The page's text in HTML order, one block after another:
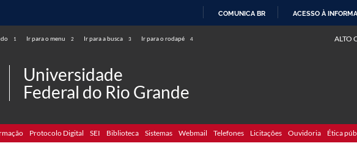
COMUNICA BR ACESSO À
1 Ir para o menu 2 Ir para a busca 3 Ir para o rodapé 4 ALTO
Universidade
Federal do Rio Grande
Protocolo Digital SEI Biblioteca Sistemas Webmail Telefones Licitações Ouvidoria Ética